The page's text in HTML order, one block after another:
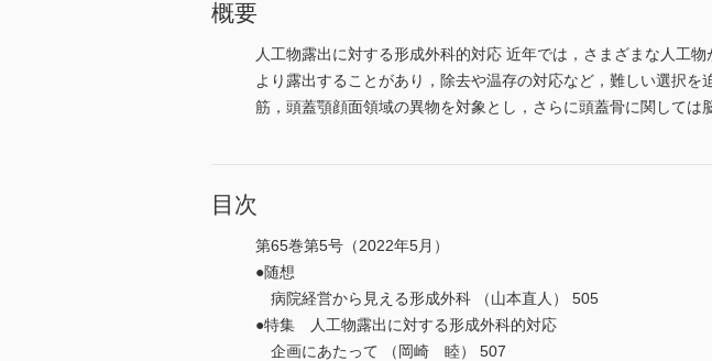
概要
人工物露出に対する形成外科的対応 近年では，さまざまな人工
より露出することがあり，除去や温存の対応など，難しい選択
筋，頭蓋顎顔面領域の異物を対象とし，さらに頭蓋骨に関しては
目次
第65巻第5号（2022年5月）
●随想
病院経営から見える形成外科 （山本直人） 505
●特集 人工物露出に対する形成外科的対応
企画にあたって （岡崎 睦） 507